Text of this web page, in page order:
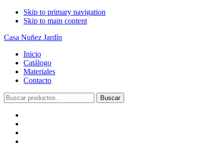
Skip to primary navigation
Skip to main content
Casa Nuñez Jardín
Inicio
Catálogo
Materiales
Contacto
Buscar
por:
Buscar